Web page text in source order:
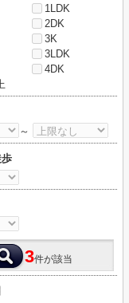
1LDK
2DK
3K
3LDK
4DK
～
3件が該当